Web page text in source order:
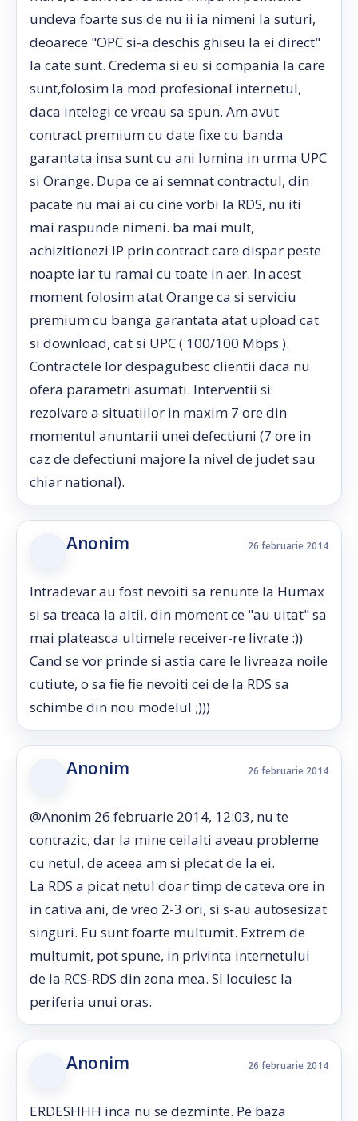
undeva foarte sus de nu ii ia nimeni la suturi,
deoarece "OPC si-a deschis ghiseu la ei direct"
la cate sunt. Credema si eu si compania la care
sunt,folosim la mod profesional internetul,
daca intelegi ce vreau sa spun. Am avut
contract premium cu date fixe cu banda
garantata insa sunt cu ani lumina in urma UPC
si Orange. Dupa ce ai semnat contractul, din
pacate nu mai ai cu cine vorbi la RDS, nu iti
mai raspunde nimeni. ba mai mult,
achizitionezi IP prin contract care dispar peste
noapte iar tu ramai cu toate in aer. In acest
moment folosim atat Orange ca si serviciu
premium cu banga garantata atat upload cat
si download, cat si UPC ( 100/100 Mbps ).
Contractele lor despagubesc clientii daca nu
ofera parametri asumati. Interventii si
rezolvare a situatiilor in maxim 7 ore din
momentul anuntarii unei defectiuni (7 ore in
caz de defectiuni majore la nivel de judet sau
chiar national).
Anonim 26 februarie 2014
Intradevar au fost nevoiti sa renunte la Humax
si sa treaca la altii, din moment ce "au uitat" sa
mai plateasca ultimele receiver-re livrate :))
Cand se vor prinde si astia care le livreaza noile
cutiute, o sa fie fie nevoiti cei de la RDS sa
schimbe din nou modelul ;)))
Anonim 26 februarie 2014
@Anonim 26 februarie 2014, 12:03, nu te
contrazic, dar la mine ceilalti aveau probleme
cu netul, de aceea am si plecat de la ei.
La RDS a picat netul doar timp de cateva ore in
in cativa ani, de vreo 2-3 ori, si s-au autosesizat
singuri. Eu sunt foarte multumit. Extrem de
multumit, pot spune, in privinta internetului
de la RCS-RDS din zona mea. SI locuiesc la
periferia unui oras.
Anonim 26 februarie 2014
ERDESHHH inca nu se dezminte. Pe baza